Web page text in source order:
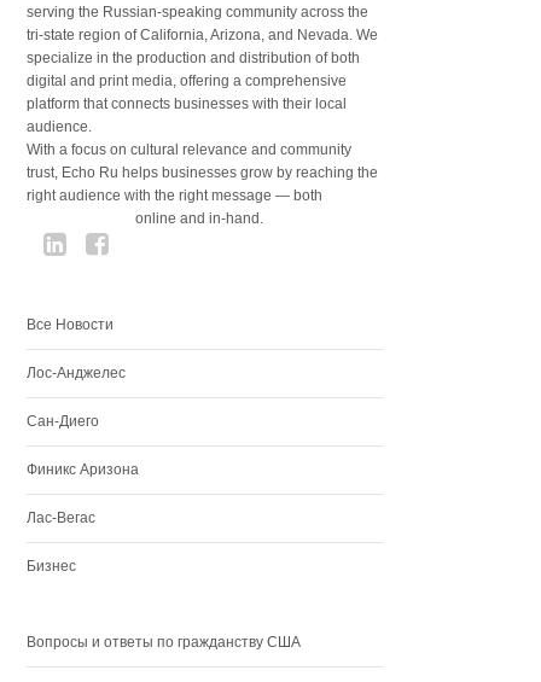
serving the Russian-speaking community across the
tri-state region of California, Arizona, and Nevada. We
specialize in the production and distribution of both
digital and print media, offering a comprehensive
platform that connects businesses with their local
audience.
With a focus on cultural relevance and community
trust, Echo Ru helps businesses grow by reaching the
right audience with the right message — both
online and in-hand.
Все Новости
Лос-Анджелес
Сан-Диего
Финикс Аризона
Лас-Вегас
Бизнес
Вопросы и ответы по гражданству США